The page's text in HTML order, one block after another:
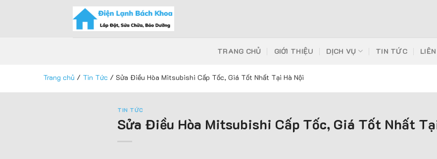
TRANG CHỦ GIỚI THIỆU DỊCH VỤ TIN TỨC
Trang chủ / Tin Tức / Sửa Điều Hòa Mitsubishi Cấp Tốc, Giá Tốt Nhất Tại Hà Nội
TIN TỨC
Sửa Điều Hòa Mitsubishi Cấp Tốc, Giá Tốt Nhất